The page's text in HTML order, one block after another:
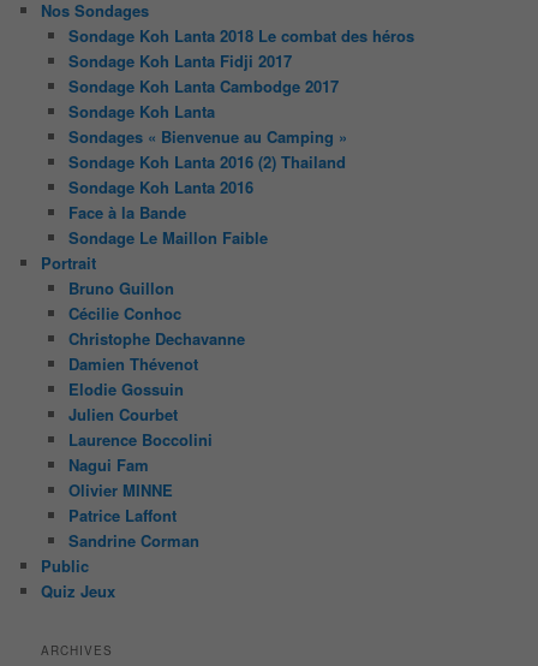
Nos Sondages
Sondage Koh Lanta 2018 Le combat des héros
Sondage Koh Lanta Fidji 2017
Sondage Koh Lanta Cambodge 2017
Sondage Koh Lanta
Sondages « Bienvenue au Camping »
Sondage Koh Lanta 2016 (2) Thailand
Sondage Koh Lanta 2016
Face à la Bande
Sondage Le Maillon Faible
Portrait
Bruno Guillon
Cécilie Conhoc
Christophe Dechavanne
Damien Thévenot
Elodie Gossuin
Julien Courbet
Laurence Boccolini
Nagui Fam
Olivier MINNE
Patrice Laffont
Sandrine Corman
Public
Quiz Jeux
ARCHIVES